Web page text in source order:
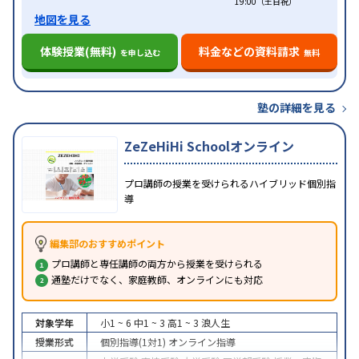
地図を見る
体験授業(無料) を申し込む 料金などの資料請求 無料
塾の詳細を見る
ZeZeHiHi Schoolオンライン
プロ講師の授業を受けられるハイブリッド個別指
導
編集部のおすすめポイント
プロ講師と専任講師の両方から授業を受けられる
通塾だけでなく、家庭教師、オンラインにも対応
対象学年 小1 ~ 6 中1 ~ 3 高1 ~ 3 浪人生
授業形式
個別指導(1対1) オンライン指導